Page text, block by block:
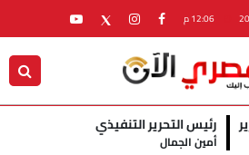
رئيس التحرير التنفيذي
أمين الجمال